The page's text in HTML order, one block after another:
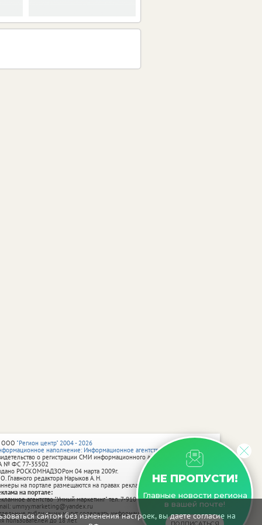
сайтом без изменения настроек, вы даете согласие на
НЕ ПРОПУСТИ!
Главные новости региона
в вашей почте!
"Регион центр" 2004 - 2026
наполнение: Информационное агентство vRossii.ru
о регистрации СМИ информационного агентства vRossii.ru
№ ФС 77‑35502
РОСКОМНАДЗОРом 04 марта 2009г.
Главного редактора Нарыков А. Н.
на портале размещаются на правах рекламы.
на портале:
агентство "Умный маркетинг" тел. 7-910-267-70-40,
umnyy.marketing@yandex.ru
публикации могут содержать информацию, не предназначенную
пользователей до 18 лет.